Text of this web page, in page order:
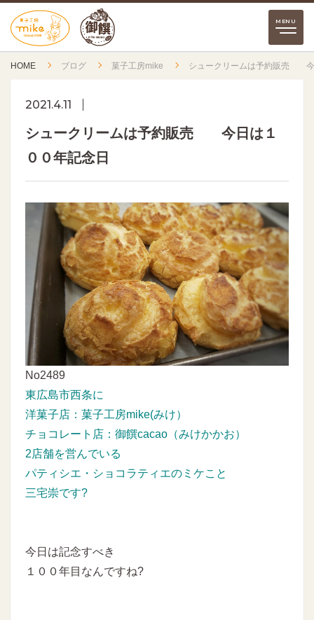
HOME ブログ 菓子工房mike シュークリームは予約販売 今
2021.4.11
シュークリームは予約販売 今日は１
００年記念日
No2489
東広島市西条に
洋菓子店：菓子工房mike(みけ）
チョコレート店：御饌cacao（みけかかお）
2店舗を営んでいる
パティシエ・ショコラティエのミケこと
三宅崇です?
今日は記念すべき
１００年目なんですね?